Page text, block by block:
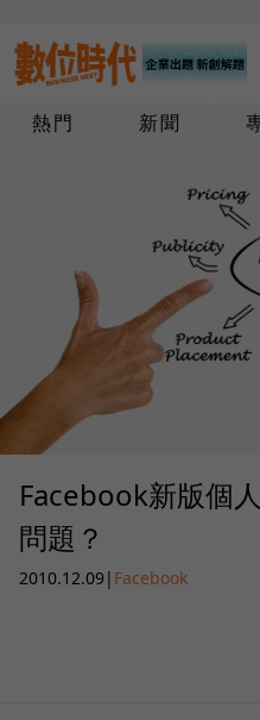
熱門 新聞
Facebook新版個
問題？
2010.12.09| Facebook